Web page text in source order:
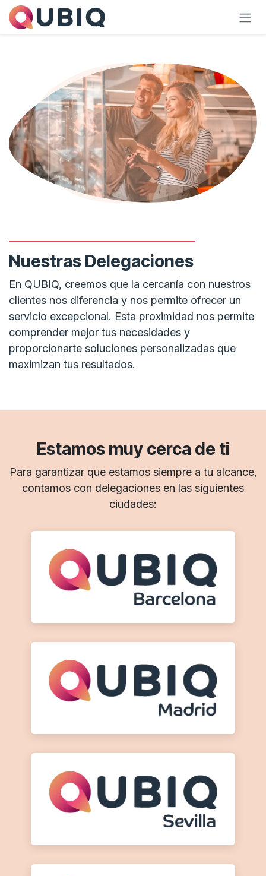
Skip to Content
Nuestras Delegaciones
En QUBIQ, creemos que la cercanía con nuestros
clientes nos diferencia y nos permite ofrecer un
servicio excepcional. Esta proximidad nos permite
comprender mejor tus necesidades y
proporcionarte soluciones personalizadas que
maximizan tus resultados.
Estamos muy cerca de ti
Para garantizar que estamos siempre a tu alcance,
contamos con delegaciones en las siguientes
ciudades: